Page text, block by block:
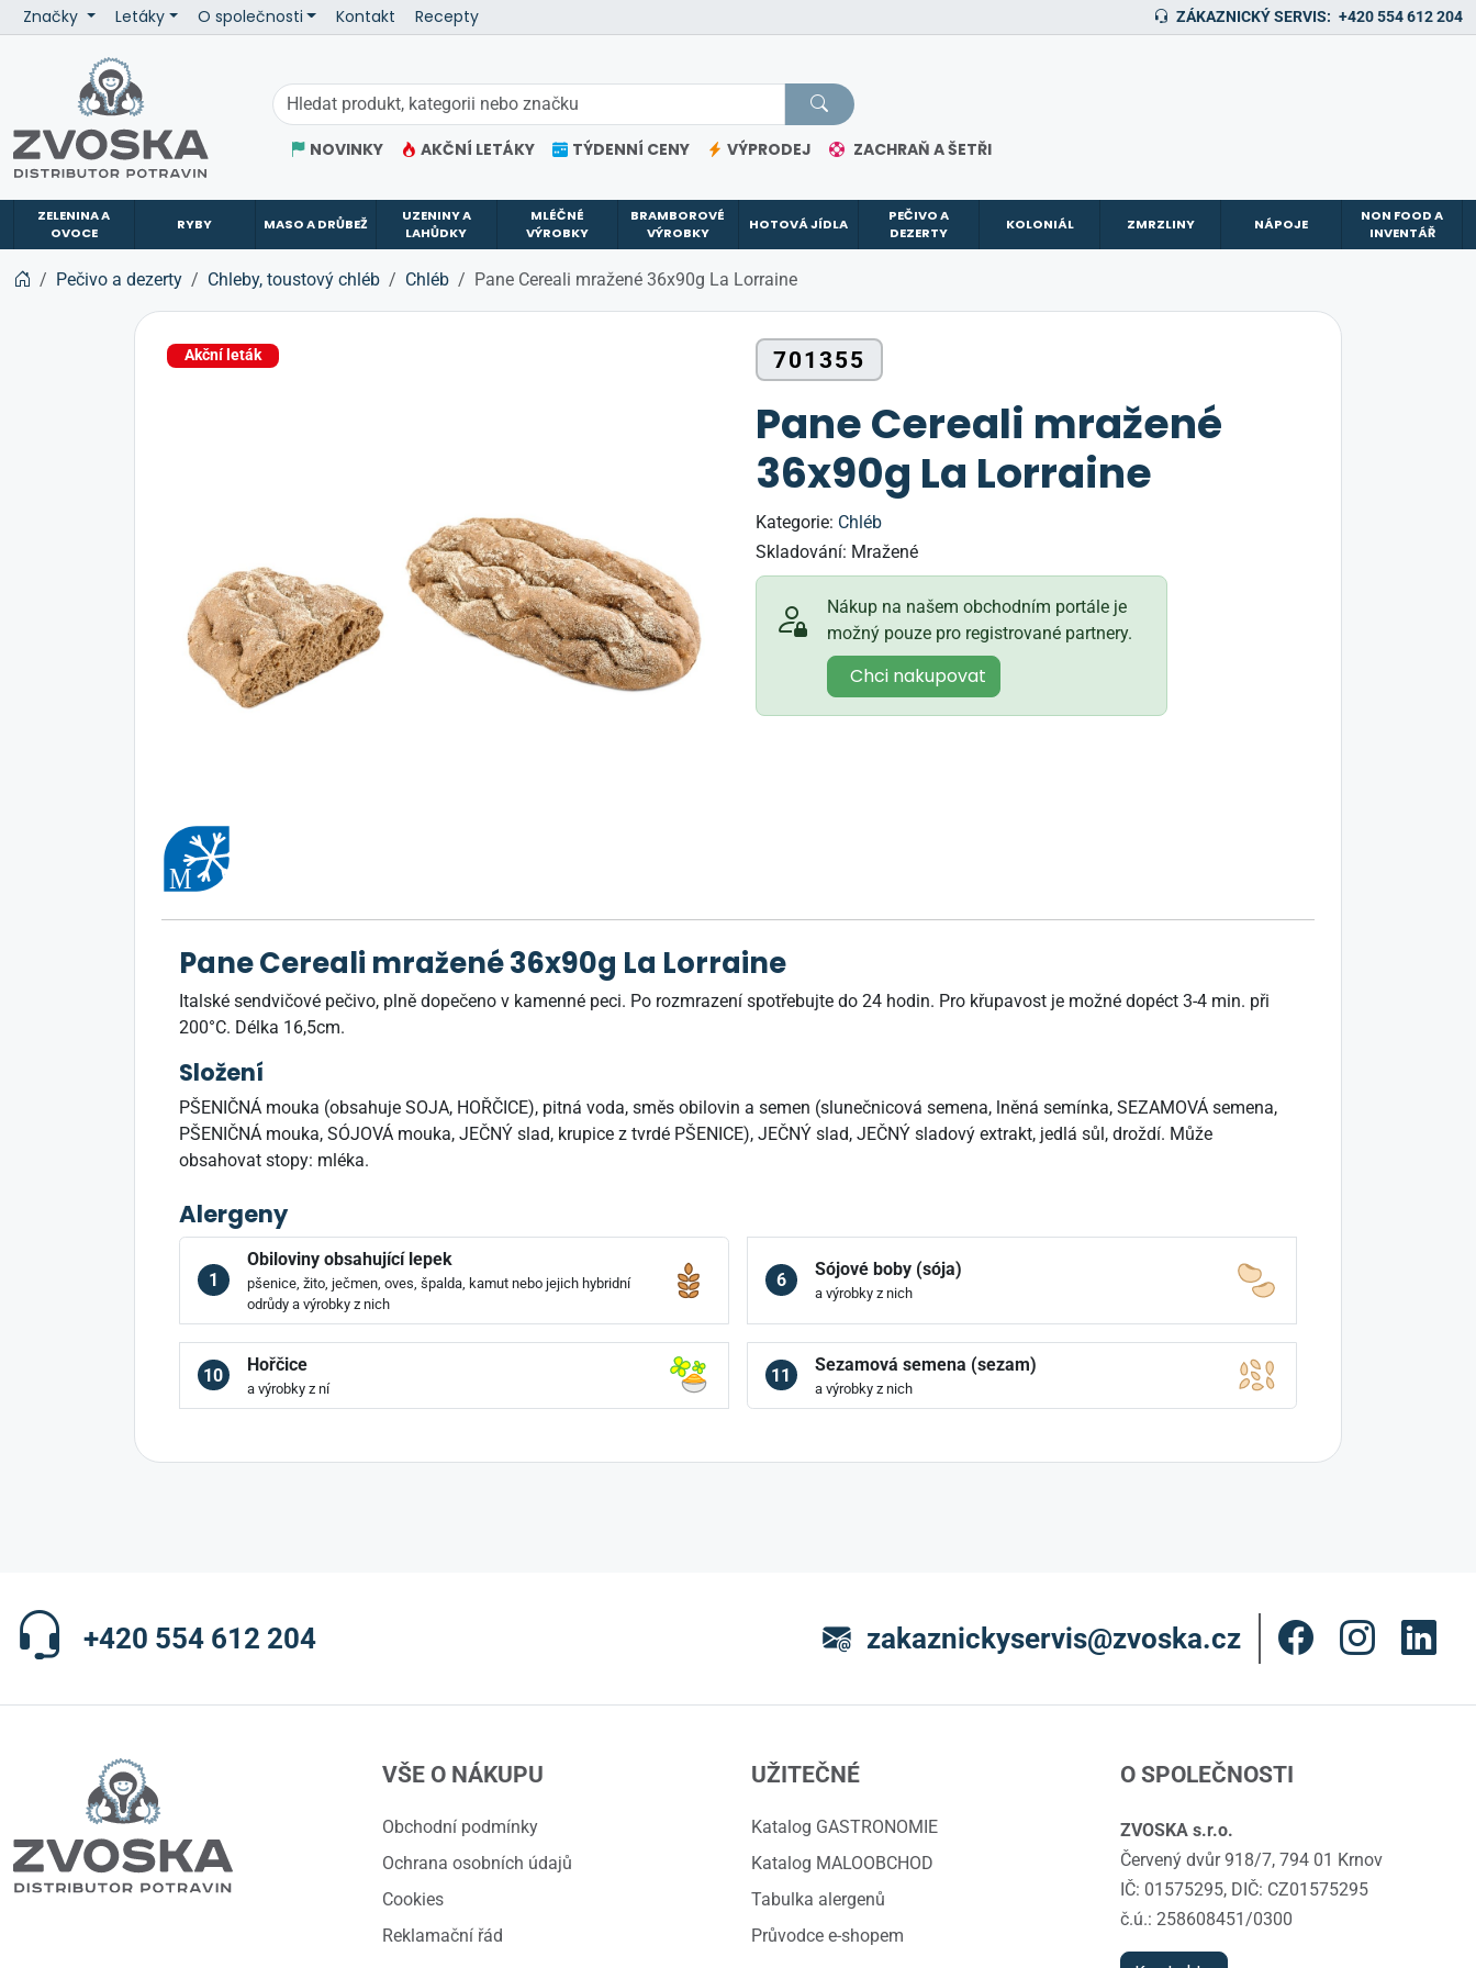
Značky Letáky O společnosti Kontakt Recepty ZÁKAZNICKÝ SERVIS: +420 554 612 204
NOVINKY AKČNÍ LETÁKY TÝDENNÍ CENY VÝPRODEJ ZACHRAŇ A ŠETŘI
ZELENINA A
OVOCE
RYBY MASO A DRŮBEŽ
UZENINY A
LAHŮDKY
MLÉČNÉ
VÝROBKY
BRAMBOROVÉ
VÝROBKY
HOTOVÁ JÍDLA
PEČIVO A
DEZERTY
KOLONIÁL ZMRZLINY NÁPOJE
NON FOOD A
INVENTÁŘ
Pečivo a dezerty Chleby, toustový chléb Chléb Pane Cereali mražené 36x90g La Lorraine
701355
Pane Cereali mražené
36x90g La Lorraine
Kategorie: Chléb
Skladování: Mražené
Nákup na našem obchodním portále je
možný pouze pro registrované partnery.
Chci nakupovat
Akční leták
Pane Cereali mražené 36x90g La Lorraine
Italské sendvičové pečivo, plně dopečeno v kamenné peci. Po rozmrazení spotřebujte do 24 hodin. Pro křupavost je možné dopéct 3-4 min. při
200°C. Délka 16,5cm.
Složení
PŠENIČNÁ mouka (obsahuje SOJA, HOŘČICE), pitná voda, směs obilovin a semen (slunečnicová semena, lněná semínka, SEZAMOVÁ semena,
PŠENIČNÁ mouka, SÓJOVÁ mouka, JEČNÝ slad, krupice z tvrdé PŠENICE), JEČNÝ slad, JEČNÝ sladový extrakt, jedlá sůl, droždí. Může
obsahovat stopy: mléka.
Alergeny
1
Obiloviny obsahující lepek
pšenice, žito, ječmen, oves, špalda, kamut nebo jejich hybridní
odrůdy a výrobky z nich
6
Sójové boby (sója)
a výrobky z nich
10
Hořčice
a výrobky z ní
11
Sezamová semena (sezam)
a výrobky z nich
+420 554 612 204 zakaznickyservis@zvoska.cz
VŠE O NÁKUPU
Obchodní podmínky
Ochrana osobních údajů
Cookies
Reklamační řád
UŽITEČNÉ
Katalog GASTRONOMIE
Katalog MALOOBCHOD
Tabulka alergenů
Průvodce e-shopem
O SPOLEČNOSTI
ZVOSKA s.r.o.
Červený dvůr 918/7, 794 01 Krnov
IČ: 01575295, DIČ: CZ01575295
č.ú.: 258608451/0300